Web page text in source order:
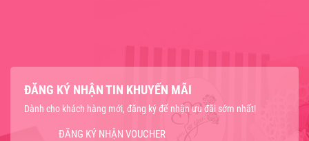
ĐĂNG KÝ NHẬN TIN KHUYẾN MÃI
Dành cho khách hàng mới, đăng ký để nhận ưu đãi sớm nhất!
ĐĂNG KÝ NHẬN VOUCHER